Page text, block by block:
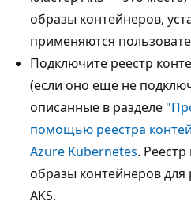
образы контейнеров,
применяются
Подключите реестр
(если оно еще не
описанные в разделе
помощью реестра
Azure Kubernetes.
образы контейнеров для
AKS.